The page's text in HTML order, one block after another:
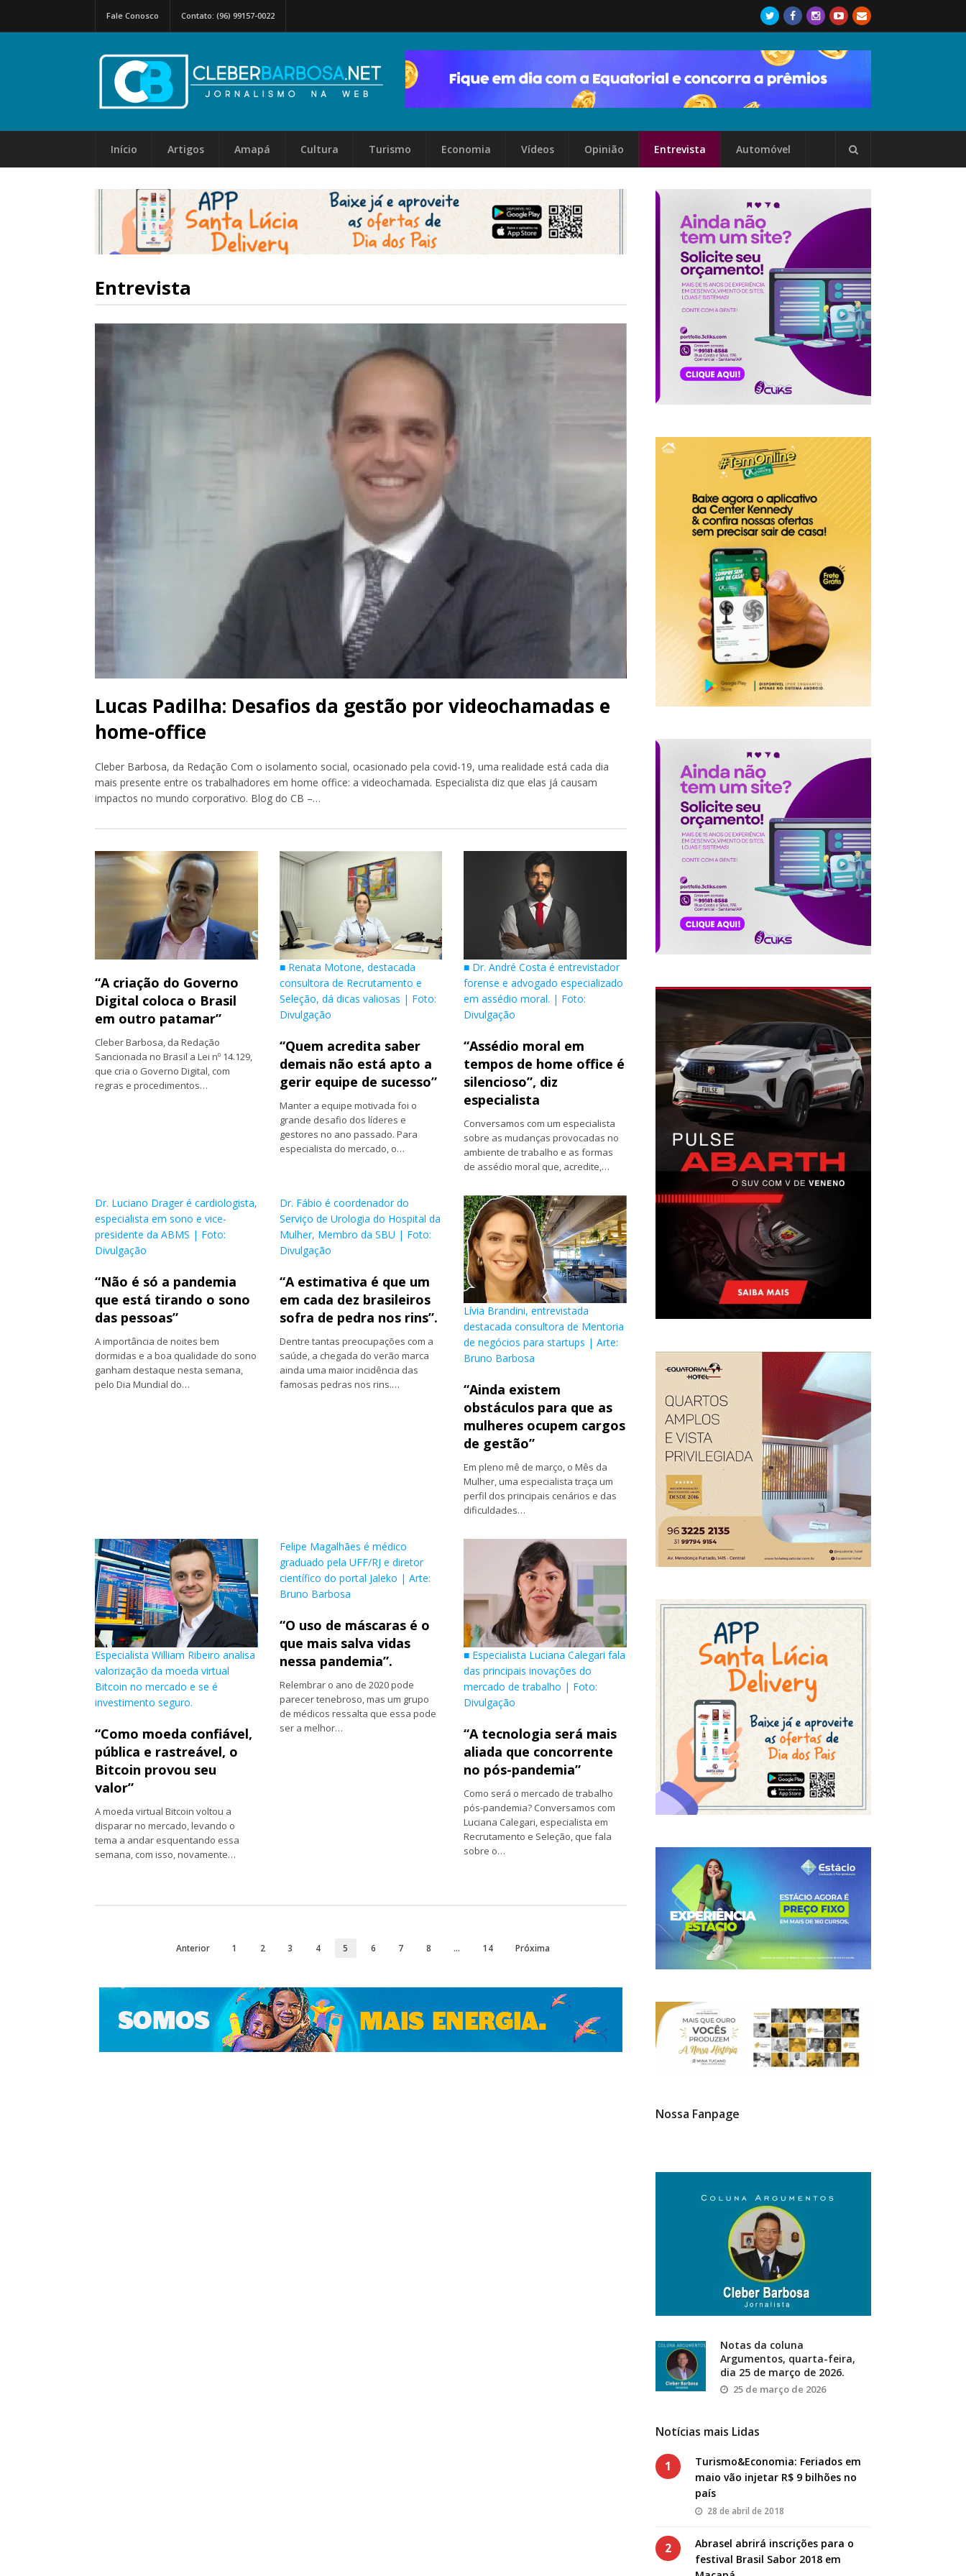
Fale Conosco Contato: (96) 99157-0022
Início Artigos Amapá Cultura Turismo Economia Vídeos Opinião Entrevista Automóvel
Entrevista
Lucas Padilha: Desafios da gestão por videochamadas e
home-office
Cleber Barbosa, da Redação Com o isolamento social, ocasionado pela covid-19, uma realidade está cada dia
mais presente entre os trabalhadores em home office: a videochamada. Especialista diz que elas já causam
impactos no mundo corporativo. Blog do CB –…
“A criação do Governo
Digital coloca o Brasil
em outro patamar”
Cleber Barbosa, da Redação
Sancionada no Brasil a Lei nº 14.129,
que cria o Governo Digital, com
regras e procedimentos…
■ Renata Motone, destacada
consultora de Recrutamento e
Seleção, dá dicas valiosas | Foto:
Divulgação
“Quem acredita saber
demais não está apto a
gerir equipe de sucesso”
Manter a equipe motivada foi o
grande desafio dos líderes e
gestores no ano passado. Para
especialista do mercado, o…
■ Dr. André Costa é entrevistador
forense e advogado especializado
em assédio moral. | Foto:
Divulgação
“Assédio moral em
tempos de home office é
silencioso”, diz
especialista
Conversamos com um especialista
sobre as mudanças provocadas no
ambiente de trabalho e as formas
de assédio moral que, acredite,…
Dr. Luciano Drager é cardiologista,
especialista em sono e vice-
presidente da ABMS | Foto:
Divulgação
“Não é só a pandemia
que está tirando o sono
das pessoas”
A importância de noites bem
dormidas e a boa qualidade do sono
ganham destaque nesta semana,
pelo Dia Mundial do…
Dr. Fábio é coordenador do
Serviço de Urologia do Hospital da
Mulher, Membro da SBU | Foto:
Divulgação
“A estimativa é que um
em cada dez brasileiros
sofra de pedra nos rins”.
Dentre tantas preocupações com a
saúde, a chegada do verão marca
ainda uma maior incidência das
famosas pedras nos rins.…
Lívia Brandini, entrevistada
destacada consultora de Mentoria
de negócios para startups | Arte:
Bruno Barbosa
“Ainda existem
obstáculos para que as
mulheres ocupem cargos
de gestão”
Em pleno mê de março, o Mês da
Mulher, uma especialista traça um
perfil dos principais cenários e das
dificuldades…
Especialista William Ribeiro analisa
valorização da moeda virtual
Bitcoin no mercado e se é
investimento seguro.
“Como moeda confiável,
pública e rastreável, o
Bitcoin provou seu
valor”
A moeda virtual Bitcoin voltou a
disparar no mercado, levando o
tema a andar esquentando essa
semana, com isso, novamente…
Felipe Magalhães é médico
graduado pela UFF/RJ e diretor
científico do portal Jaleko | Arte:
Bruno Barbosa
“O uso de máscaras é o
que mais salva vidas
nessa pandemia”.
Relembrar o ano de 2020 pode
parecer tenebroso, mas um grupo
de médicos ressalta que essa pode
ser a melhor…
■ Especialista Luciana Calegari fala
das principais inovações do
mercado de trabalho | Foto:
Divulgação
“A tecnologia será mais
aliada que concorrente
no pós-pandemia”
Como será o mercado de trabalho
pós-pandemia? Conversamos com
Luciana Calegari, especialista em
Recrutamento e Seleção, que fala
sobre o…
Anterior 1 2 3 4 5 6 7 8 … 14 Próxima
Nossa Fanpage
Notas da coluna
Argumentos, quarta-feira,
dia 25 de março de 2026.
25 de março de 2026
Notícias mais Lidas
1
Turismo&Economia: Feriados em
maio vão injetar R$ 9 bilhões no
país
28 de abril de 2018
2
Abrasel abrirá inscrições para o
festival Brasil Sabor 2018 em